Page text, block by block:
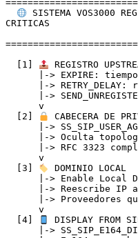
SISTEMA VOS3000
CRITICAS
  [1]
REGISTRO
  [2]
CABECERA DE
  [3]
DOMINIO LOCAL
  [4]
DISPLAY FROM